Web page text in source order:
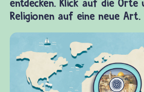
entdecken. Klick auf die Orte
Religionen auf eine neue Art.